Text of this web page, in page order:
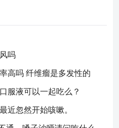
吗
高吗 纤维瘤是多发性的
服液可以一起吃么？
近忽然开始咳嗽。